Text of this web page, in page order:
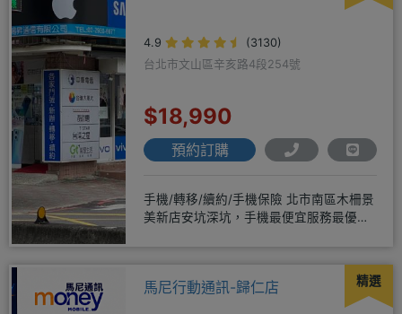
4.9
(3130)
台北市文山區辛亥路4段254號
$18,990
預約訂購
手機/轉移/續約/手機保險 北市南區木柵景
美新店安坑深坑，手機最便宜服務最優
精選
馬尼行動通訊-歸仁店